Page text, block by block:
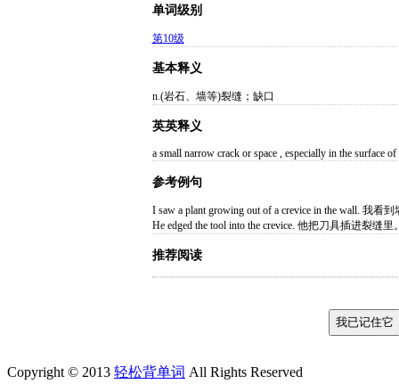
单词级别
第10级
基本释义
n.(岩石、墙等)裂缝；缺口
英英释义
a small narrow crack or space , especially in the surface of
参考例句
I saw a plant growing out of a crevice in the wall. 我看
He edged the tool into the crevice. 他把刀具插进裂缝里
推荐阅读
Copyright © 2013 轻松背单词 All Rights Reserved